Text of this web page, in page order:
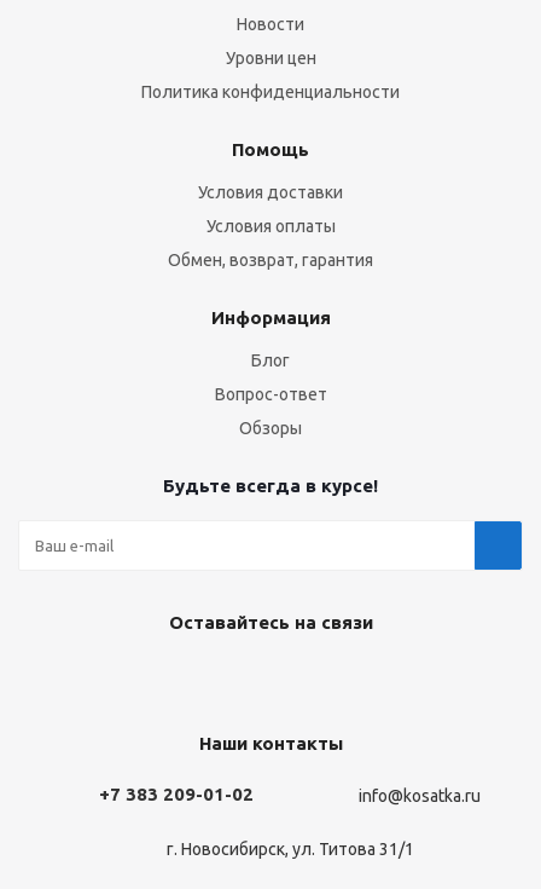
Новости
Уровни цен
Политика конфиденциальности
Помощь
Условия доставки
Условия оплаты
Обмен, возврат, гарантия
Информация
Блог
Вопрос-ответ
Обзоры
Будьте всегда в курсе!
Оставайтесь на связи
Наши контакты
+7 383 209-01-02 info@kosatka.ru
г. Новосибирск, ул. Титова 31/1